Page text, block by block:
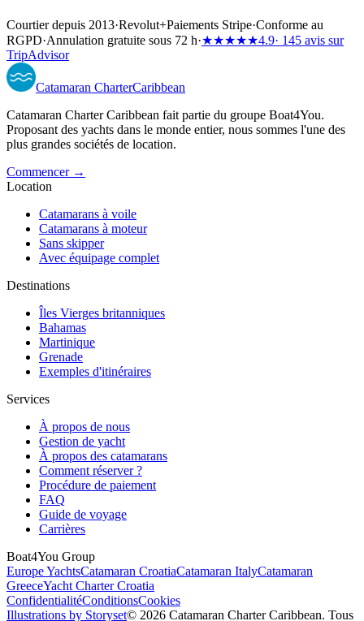
Courtier depuis 2013·Revolut+Paiements Stripe·Conforme au
RGPD·Annulation gratuite sous 72 h·★★★★★4.9· 145 avis sur
TripAdvisor
Catamaran CharterCaribbean
Catamaran Charter Caribbean fait partie du groupe Boat4You.
Proposant des yachts dans le monde entier, nous sommes l'une des
plus grandes sociétés de location.
Commencer →
Location
Catamarans à voile
Catamarans à moteur
Sans skipper
Avec équipage complet
Destinations
Îles Vierges britanniques
Bahamas
Martinique
Grenade
Exemples d'itinéraires
Services
À propos de nous
Gestion de yacht
À propos des catamarans
Comment réserver ?
Procédure de paiement
FAQ
Guide de voyage
Carrières
Boat4You Group
Europe YachtsCatamaran CroatiaCatamaran ItalyCatamaran
GreeceYacht Charter Croatia
ConfidentialitéConditionsCookies
Illustrations by Storyset© 2026 Catamaran Charter Caribbean. Tous